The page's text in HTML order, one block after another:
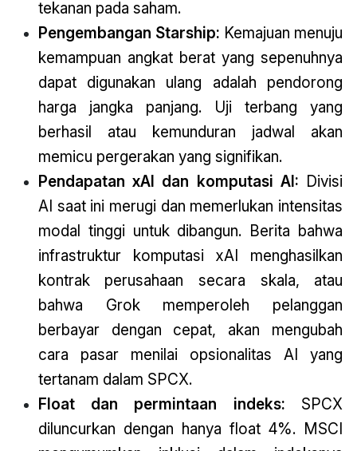
tekanan pada saham.
Pengembangan Starship: Kemajuan menuju
kemampuan angkat berat yang sepenuhnya
dapat digunakan ulang adalah pendorong
harga jangka panjang. Uji terbang yang
berhasil atau kemunduran jadwal akan
memicu pergerakan yang signifikan.
Pendapatan xAI dan komputasi AI: Divisi
AI saat ini merugi dan memerlukan intensitas
modal tinggi untuk dibangun. Berita bahwa
infrastruktur komputasi xAI menghasilkan
kontrak perusahaan secara skala, atau
bahwa Grok memperoleh pelanggan
berbayar dengan cepat, akan mengubah
cara pasar menilai opsionalitas AI yang
tertanam dalam SPCX.
Float dan permintaan indeks: SPCX
diluncurkan dengan hanya float 4%. MSCI